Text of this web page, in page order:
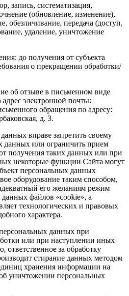
запись, систематизация,
(обновление, изменение),
обезличивание, передача (доступ,
удаление, уничтожение
до получения от субъекта
о прекращении обработки/
об отзыве в письменном виде
электронной почты:
обращения по адресу:
д. 3.
вправе запретить своему
данных или ограничить прием
получения таких данных или при
некоторые функции Сайта могут
персональных данных
оборудование таким способом,
его желаниям режим
файлов «cookie», а
технологических и правовых
характера.
данных при
или при наступлении иных
ответственное за обработку
стирание данных методом
хранения информации на
уничтожении персональных